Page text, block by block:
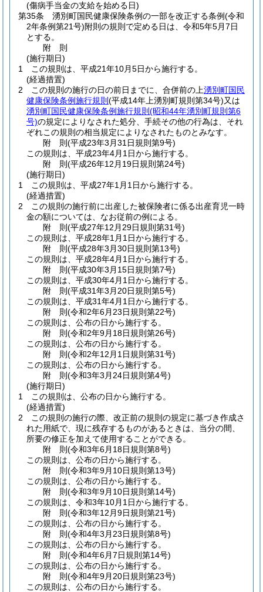
(傷病手当金の支給を始める日)
第35条
湧別町国民健康保険条例の一部を改正する条例(令和
2年条例第21号)附則の規則で定める日は、令和5年5月7日
とする。
附 則
(施行期日)
1
この規則は、平成21年10月5日から施行する。
(経過措置)
2
この規則の施行の日の前日までに、合併前の上湧別町国民
健康保険条例施行規則 (平成14年上湧別町規則第34号)又は
湧別町国民健康保険条例施行規則 (昭和44年湧別町規則第6
号)の規定によりなされた処分、手続その他の行為は、それ
ぞれこの規則の相当規定によりなされたものとみなす。
附 則(平成23年3月31日規則第9号)
この規則は、平成23年4月1日から施行する。
附 則(平成26年12月19日規則第24号)
(施行期日)
1
この規則は、平成27年1月1日から施行する。
(経過措置)
2
この規則の施行前に出産した被保険者に係る出産育児一時
金の額については、なお従前の例による。
附 則(平成27年12月29日規則第31号)
この規則は、平成28年1月1日から施行する。
附 則(平成28年3月30日規則第13号)
この規則は、平成28年4月1日から施行する。
附 則(平成30年3月15日規則第7号)
この規則は、平成30年4月1日から施行する。
附 則(平成31年3月20日規則第5号)
この規則は、平成31年4月1日から施行する。
附 則(令和2年6月23日規則第22号)
この規則は、公布の日から施行する。
附 則(令和2年9月18日規則第26号)
この規則は、公布の日から施行する。
附 則(令和2年12月1日規則第31号)
この規則は、公布の日から施行する。
附 則(令和3年3月24日規則第4号)
(施行期日)
1
この規則は、公布の日から施行する。
(経過措置)
2
この規則の施行の際、改正前の規則の規定に基づき作成さ
れた用紙で、現に残存するものがあるときは、当分の間、
所要の修正を加えて使用することができる。
附 則(令和3年6月18日規則第8号)
この規則は、公布の日から施行する。
附 則(令和3年9月10日規則第13号)
この規則は、公布の日から施行する。
附 則(令和3年9月10日規則第14号)
この規則は、令和3年10月1日から施行する。
附 則(令和3年12月9日規則第21号)
この規則は、公布の日から施行する。
附 則(令和4年3月23日規則第8号)
この規則は、公布の日から施行する。
附 則(令和4年6月7日規則第14号)
この規則は、公布の日から施行する。
附 則(令和4年9月20日規則第23号)
この規則は、公布の日から施行する。